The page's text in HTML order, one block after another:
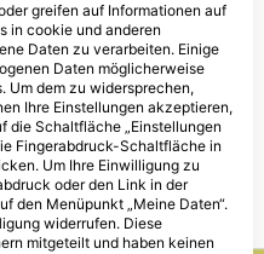
Blue Submarine diving
center Happy Life Hotel, Blue
Submarine diving centers
Happy Life
marsa alam happy life hotel _Kilo 32
South, 0000 Marsa Alam, Ägypten
greifen auf Informationen auf
in cookie und anderen
Daten zu verarbeiten. Einige
Daten möglicherweise
Um dem zu widersprechen,
Ihre Einstellungen akzeptieren,
die Schaltfläche „Einstellungen
Fingerabdruck-Schaltfläche in
Um Ihre Einwilligung zu
oder den Link in der
den Menüpunkt „Meine Daten“.
widerrufen. Diese
mitgeteilt und haben keinen